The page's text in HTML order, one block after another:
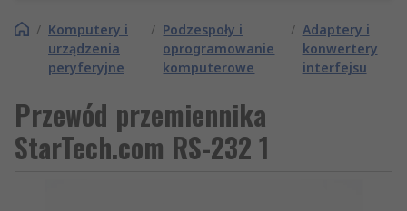
/ Komputery i
urządzenia
peryferyjne
/ Podzespoły i
oprogramowanie
komputerowe
/ Adaptery i
konwertery
interfejsu
Przewód przemiennika
StarTech.com RS-232 1